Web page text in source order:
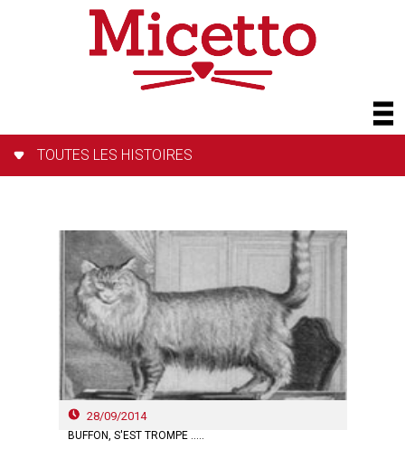
TOUTES LES HISTOIRES
28/09/2014
BUFFON, S'EST TROMPÉ .....